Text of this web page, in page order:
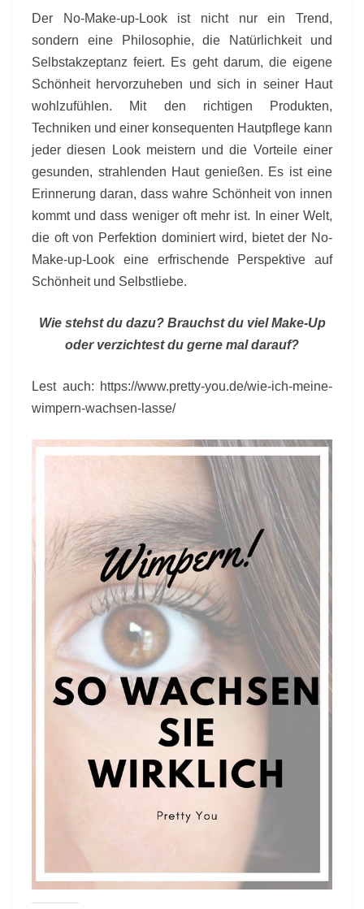
Der No-Make-up-Look ist nicht nur ein Trend,
sondern eine Philosophie, die Natürlichkeit und
Selbstakzeptanz feiert. Es geht darum, die eigene
Schönheit hervorzuheben und sich in seiner Haut
wohlzufühlen. Mit den richtigen Produkten,
Techniken und einer konsequenten Hautpflege kann
jeder diesen Look meistern und die Vorteile einer
gesunden, strahlenden Haut genießen. Es ist eine
Erinnerung daran, dass wahre Schönheit von innen
kommt und dass weniger oft mehr ist. In einer Welt,
die oft von Perfektion dominiert wird, bietet der No-
Make-up-Look eine erfrischende Perspektive auf
Schönheit und Selbstliebe.
Wie stehst du dazu? Brauchst du viel Make-Up
oder verzichtest du gerne mal darauf?
Lest auch: https://www.pretty-you.de/wie-ich-meine-
wimpern-wachsen-lasse/